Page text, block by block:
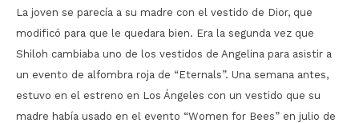
La joven se parecía a su madre con el vestido de Dior, que
modificó para que le quedara bien. Era la segunda vez que
Shiloh cambiaba uno de los vestidos de Angelina para asistir a
un evento de alfombra roja de “Eternals”. Una semana antes,
estuvo en el estreno en Los Ángeles con un vestido que su
madre había usado en el evento “Women for Bees” en julio de